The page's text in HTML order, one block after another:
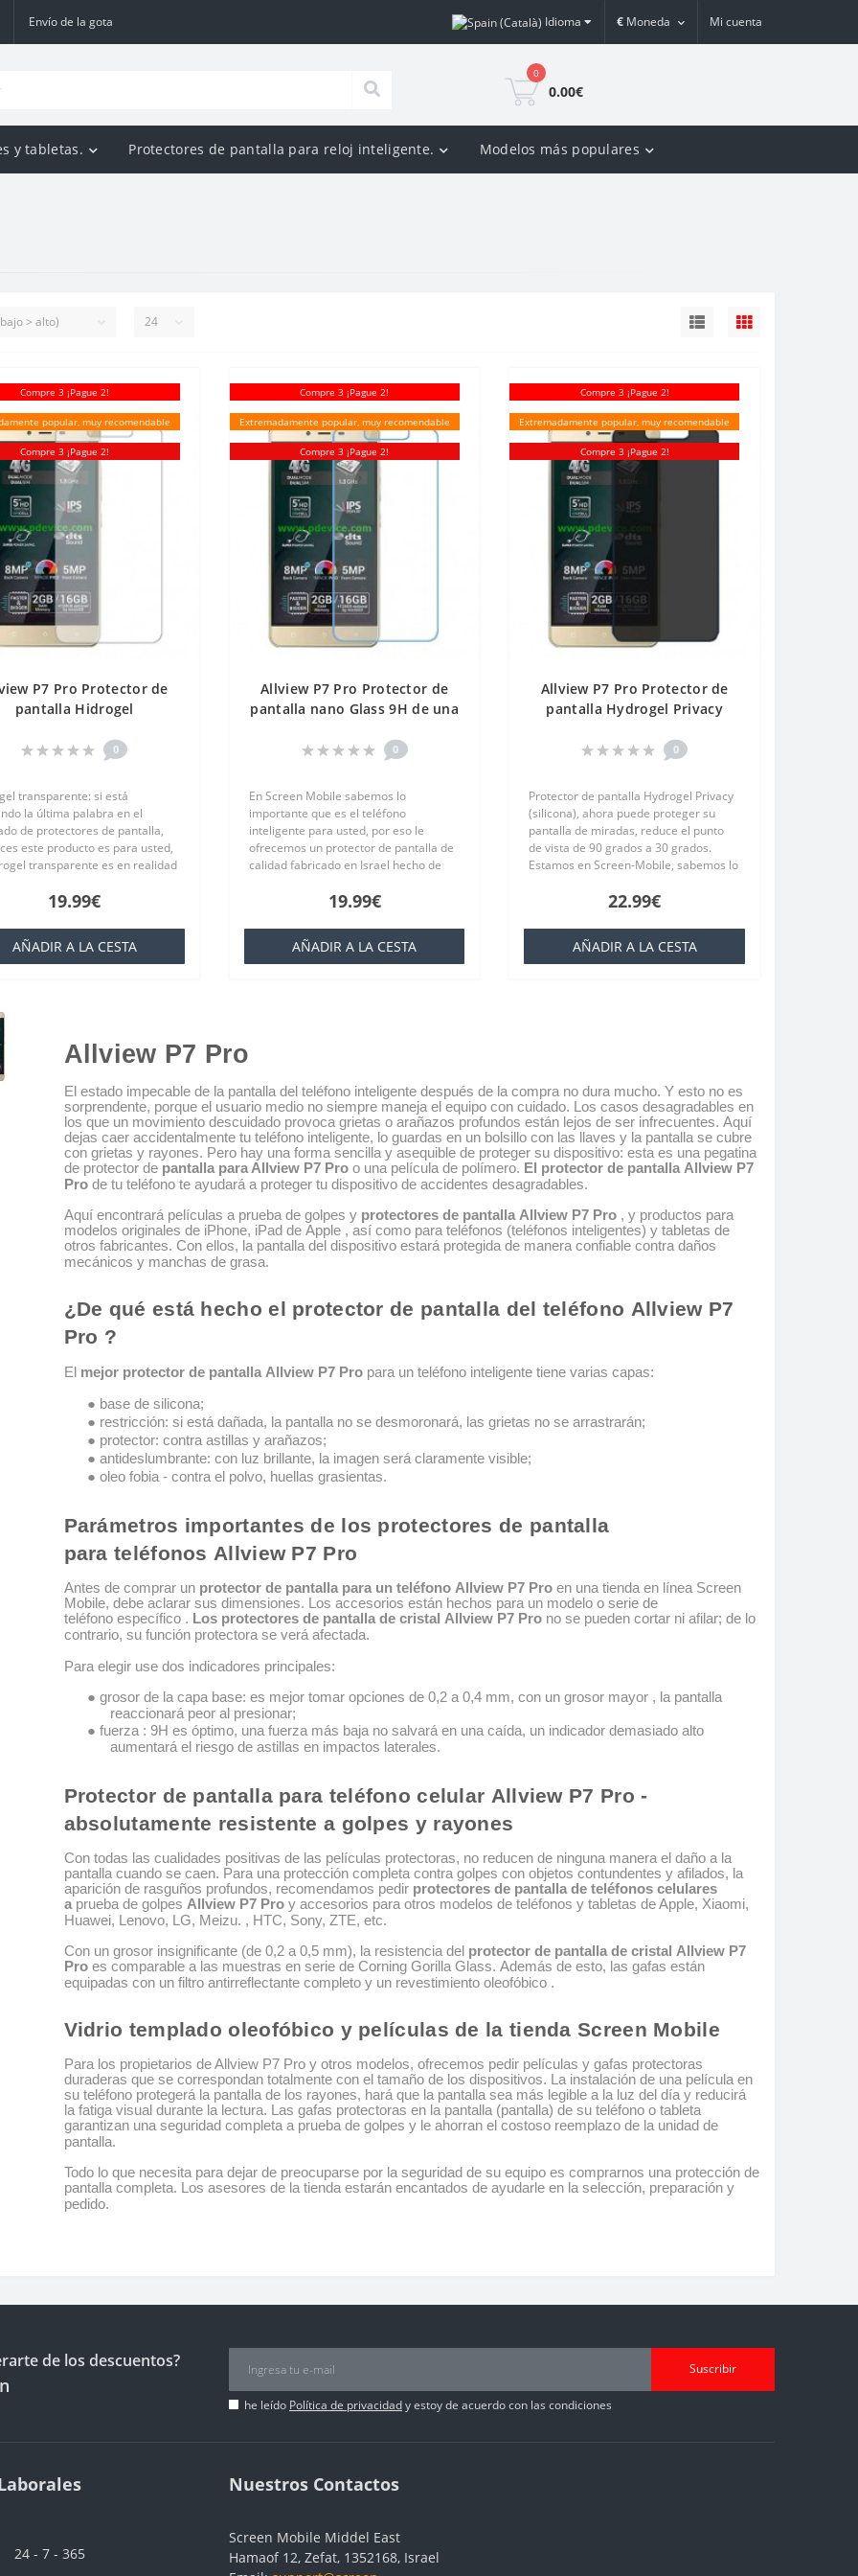
Envío de la gota Idioma € Moneda Mi cuenta
0
0.00€
y tabletas. Protectores de pantalla para reloj inteligente. Modelos más populares
Compre 3 ¡Pague 2!
popular, muy recomendable
Compre 3 ¡Pague 2!
P7 Pro Protector de
pantalla Hidrogel
unidad Screen Mobile
0
transparente: si está
la última palabra en el
de protectores de pantalla,
este producto es para usted,
transparente es en realidad
es básicamente una silicona..
19.99€
AÑADIR A LA CESTA
Compre 3 ¡Pague 2!
Extremadamente popular, muy recomendable
Compre 3 ¡Pague 2!
Allview P7 Pro Protector de
pantalla nano Glass 9H de una
0
En Screen Mobile sabemos lo
importante que es el teléfono
inteligente para usted, por eso le
ofrecemos un protector de pantalla de
calidad fabricado en Israel hecho de
P7 Pro Cada producto está hecho
19.99€
AÑADIR A LA CESTA
Compre 3 ¡Pague 2!
Extremadamente popular, muy recomendable
Compre 3 ¡Pague 2!
Allview P7 Pro Protector de
pantalla Hydrogel Privacy
Mobile
0
Protector de pantalla Hydrogel Privacy
(silicona), ahora puede proteger su
pantalla de miradas, reduce el punto
de vista de 90 grados a 30 grados.
Estamos en Screen-Mobile, sabemos lo
teléfono inteligente, porque ofrec..
22.99€
AÑADIR A LA CESTA
Allview P7 Pro
El estado impecable de la pantalla del teléfono inteligente después de la compra no dura mucho. Y esto no es
sorprendente, porque el usuario medio no siempre maneja el equipo con cuidado. Los casos desagradables en
los que un movimiento descuidado provoca grietas o arañazos profundos están lejos de ser infrecuentes. Aquí
dejas caer accidentalmente tu teléfono inteligente, lo guardas en un bolsillo con las llaves y la pantalla se cubre
con grietas y rayones. Pero hay una forma sencilla y asequible de proteger su dispositivo: esta es una pegatina
de protector de pantalla para Allview P7 Pro o una película de polímero. El protector de pantalla Allview P7
Pro de tu teléfono te ayudará a proteger tu dispositivo de accidentes desagradables.
Aquí encontrará películas a prueba de golpes y protectores de pantalla Allview P7 Pro , y productos para
modelos originales de iPhone, iPad de Apple , así como para teléfonos (teléfonos inteligentes) y tabletas de
otros fabricantes. Con ellos, la pantalla del dispositivo estará protegida de manera confiable contra daños
mecánicos y manchas de grasa.
¿De qué está hecho el protector de pantalla del teléfono Allview P7
Pro ?
El mejor protector de pantalla Allview P7 Pro para un teléfono inteligente tiene varias capas:
● base de silicona;
● restricción: si está dañada, la pantalla no se desmoronará, las grietas no se arrastrarán;
● protector: contra astillas y arañazos;
● antideslumbrante: con luz brillante, la imagen será claramente visible;
● oleo fobia - contra el polvo, huellas grasientas.
Parámetros importantes de los protectores de pantalla
para teléfonos Allview P7 Pro
Antes de comprar un protector de pantalla para un teléfono Allview P7 Pro en una tienda en línea Screen
Mobile, debe aclarar sus dimensiones. Los accesorios están hechos para un modelo o serie de
teléfono específico . Los protectores de pantalla de cristal Allview P7 Pro no se pueden cortar ni afilar; de lo
contrario, su función protectora se verá afectada.
Para elegir use dos indicadores principales:
● grosor de la capa base: es mejor tomar opciones de 0,2 a 0,4 mm, con un grosor mayor , la pantalla
reaccionará peor al presionar;
● fuerza : 9H es óptimo, una fuerza más baja no salvará en una caída, un indicador demasiado alto
aumentará el riesgo de astillas en impactos laterales.
Protector de pantalla para teléfono celular Allview P7 Pro -
absolutamente resistente a golpes y rayones
Con todas las cualidades positivas de las películas protectoras, no reducen de ninguna manera el daño a la
pantalla cuando se caen. Para una protección completa contra golpes con objetos contundentes y afilados, la
aparición de rasguños profundos, recomendamos pedir protectores de pantalla de teléfonos celulares
a prueba de golpes Allview P7 Pro y accesorios para otros modelos de teléfonos y tabletas de Apple, Xiaomi,
Huawei, Lenovo, LG, Meizu. , HTC, Sony, ZTE, etc.
Con un grosor insignificante (de 0,2 a 0,5 mm), la resistencia del protector de pantalla de cristal Allview P7
Pro es comparable a las muestras en serie de Corning Gorilla Glass. Además de esto, las gafas están
equipadas con un filtro antirreflectante completo y un revestimiento oleofóbico .
Vidrio templado oleofóbico y películas de la tienda Screen Mobile
Para los propietarios de Allview P7 Pro y otros modelos, ofrecemos pedir películas y gafas protectoras
duraderas que se correspondan totalmente con el tamaño de los dispositivos. La instalación de una película en
su teléfono protegerá la pantalla de los rayones, hará que la pantalla sea más legible a la luz del día y reducirá
la fatiga visual durante la lectura. Las gafas protectoras en la pantalla (pantalla) de su teléfono o tableta
garantizan una seguridad completa a prueba de golpes y le ahorran el costoso reemplazo de la unidad de
pantalla.
Todo lo que necesita para dejar de preocuparse por la seguridad de su equipo es comprarnos una protección de
pantalla completa. Los asesores de la tienda estarán encantados de ayudarle en la selección, preparación y
pedido.
de los descuentos? Suscribir
he leído Política de privacidady estoy de acuerdo con las condiciones
24 - 7 - 365
Nuestros Contactos
Screen Mobile Middel East
Hamaof 12, Zefat, 1352168, Israel